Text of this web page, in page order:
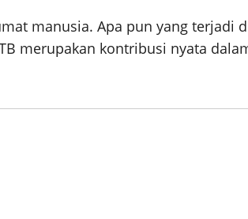
manusia. Apa pun yang terjadi
merupakan kontribusi nyata